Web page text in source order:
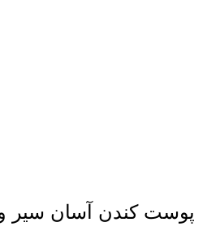
پوست کندن آسان سیر